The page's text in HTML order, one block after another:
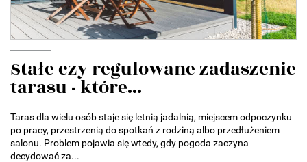
Stałe czy regulowane zadaszenie
tarasu - które...
Taras dla wielu osób staje się letnią jadalnią, miejscem odpoczynku
po pracy, przestrzenią do spotkań z rodziną albo przedłużeniem
salonu. Problem pojawia się wtedy, gdy pogoda zaczyna
decydować za...